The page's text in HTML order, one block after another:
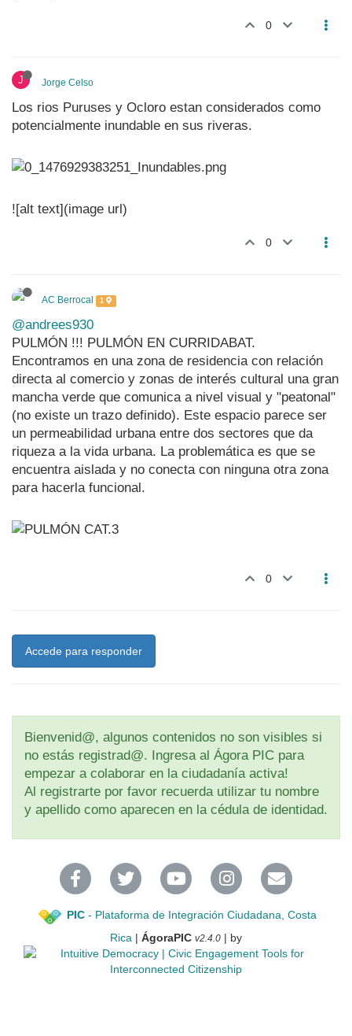
0
J Jorge Celso
Los rios Puruses y Ocloro estan considerados como
potencialmente inundable en sus riveras.
![alt text](image url)
0
AC Berrocal 1
@andrees930
PULMÓN !!! PULMÓN EN CURRIDABAT.
Encontramos en una zona de residencia con relación
directa al comercio y zonas de interés cultural una gran
mancha verde que comunica a nivel visual y "peatonal"
(no existe un trazo definido). Este espacio parece ser
un permeabilidad urbana entre dos sectores que da
riqueza a la vida urbana. La problemática es que se
encuentra aislada y no conecta con ninguna otra zona
para hacerla funcional.
0
Accede para responder
Bienvenid@, algunos contenidos no son visibles si
no estás registrad@. Ingresa al Ágora PIC para
empezar a colaborar en la ciudadanía activa!
Al registrarte por favor recuerda utilizar tu nombre
y apellido como aparecen en la cédula de identidad.
PIC- Plataforma de Integración Ciudadana, Costa
Rica | ÁgoraPIC v2.4.0 | by